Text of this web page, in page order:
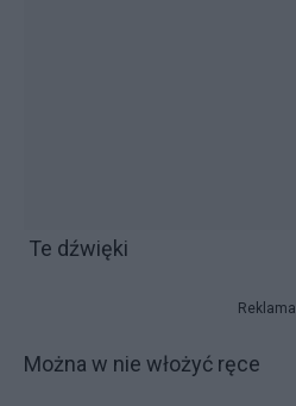
Te dźwięki
Reklama
Można w nie włożyć ręce